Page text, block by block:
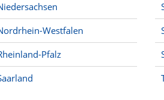
Westfalen
Pfalz